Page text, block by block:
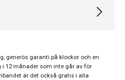
Övriga
Modeklockor
generös garanti på klockor och en
12 månader som inte går av för
är det också gratis i alla